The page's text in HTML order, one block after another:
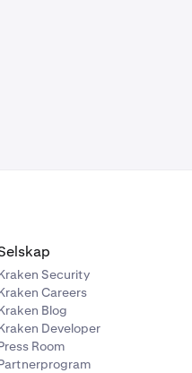
Security
Careers
Blog
Developer
Room